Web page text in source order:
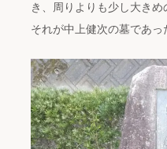
き、周りよりも少し大きめ
それが中上健次の墓であっ